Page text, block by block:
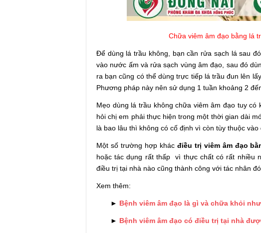
Chữa viêm âm đạo bằng lá
Để dùng lá trầu không, bạn cần rửa sạch lá sau
vào nước ấm và rửa sạch vùng âm đạo, sau đó
ra bạn cũng có thể dùng trực tiếp lá trầu đun lên
Phương pháp này nên sử dụng 1 tuần khoảng 2
Mẹo dùng lá trầu không chữa viêm âm đạo tuy
hỏi chị em phải thực hiện trong một thời gian dài
là bao lâu thì không có cố định vì còn tùy thuộc
Một số trường hợp khác điều trị viêm âm đạo
hoặc tác dụng rất thấp vì thực chất có rất nhiều
điều trị tại nhà nào cũng thành công với tác nhân đó.
Xem thêm:
► Bệnh viêm âm đạo là gì và chữa khỏi
► Bệnh viêm âm đạo có điều trị tại nhà